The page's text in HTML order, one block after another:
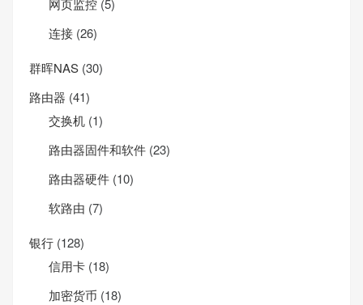
网页监控 (5)
连接 (26)
群晖NAS (30)
路由器 (41)
交换机 (1)
路由器固件和软件 (23)
路由器硬件 (10)
软路由 (7)
银行 (128)
信用卡 (18)
加密货币 (18)